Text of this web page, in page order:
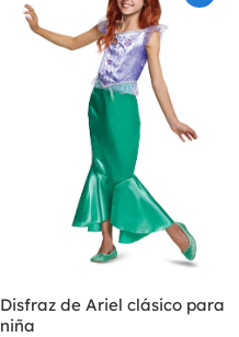
Disfraz de Ariel clásico para
niña